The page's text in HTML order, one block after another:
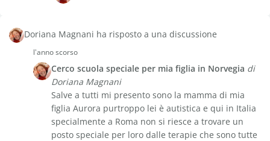
Doriana Magnani ha risposto a una discussione
l'anno scorso
Cerco scuola speciale per mia figlia in Norvegia di
Doriana Magnani
Salve a tutti mi presento sono la mamma di mia
figlia Aurora purtroppo lei è autistica e qui in Italia
specialmente a Roma non si riesce a trovare un
posto speciale per loro dalle terapie che sono tutte